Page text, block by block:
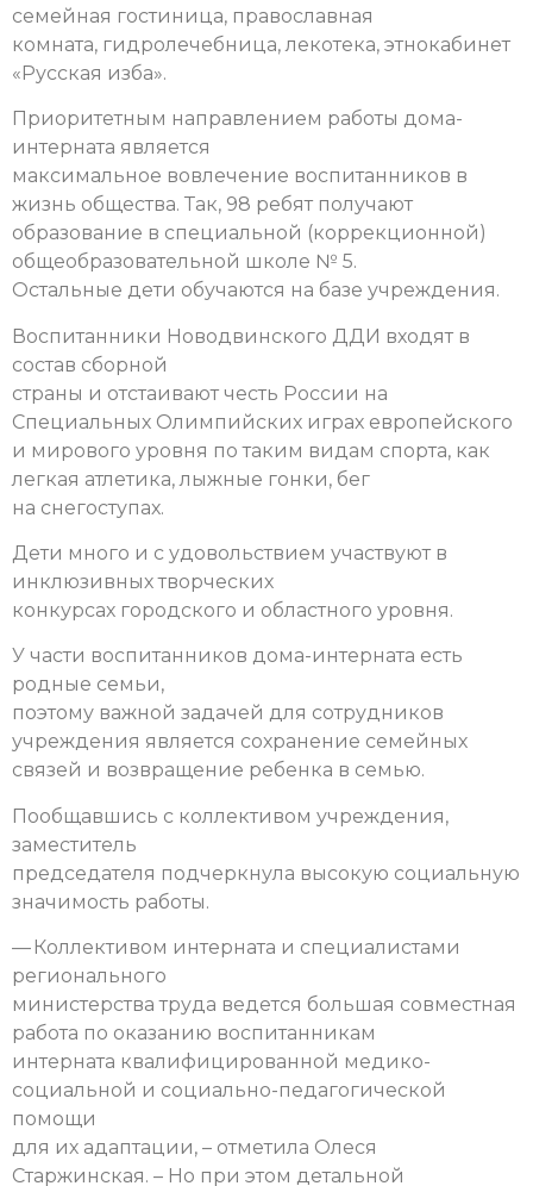
семейная гостиница, православная
комната, гидролечебница, лекотека, этнокабинет
«Русская изба».
Приоритетным направлением работы дома-
интерната является
максимальное вовлечение воспитанников в
жизнь общества. Так, 98 ребят получают
образование в специальной (коррекционной)
общеобразовательной школе № 5.
Остальные дети обучаются на базе учреждения.
Воспитанники Новодвинского ДДИ входят в
состав сборной
страны и отстаивают честь России на
Специальных Олимпийских играх европейского
и мирового уровня по таким видам спорта, как
легкая атлетика, лыжные гонки, бег
на снегоступах.
Дети много и с удовольствием участвуют в
инклюзивных творческих
конкурсах городского и областного уровня.
У части воспитанников дома-интерната есть
родные семьи,
поэтому важной задачей для сотрудников
учреждения является сохранение семейных
связей и возвращение ребенка в семью.
Пообщавшись с коллективом учреждения,
заместитель
председателя подчеркнула высокую социальную
значимость работы.
— Коллективом интерната и специалистами
регионального
министерства труда ведется большая совместная
работа по оказанию воспитанникам
интерната квалифицированной медико-
социальной и социально-педагогической
помощи
для их адаптации, – отметила Олеся
Старжинская. – Но при этом детальной